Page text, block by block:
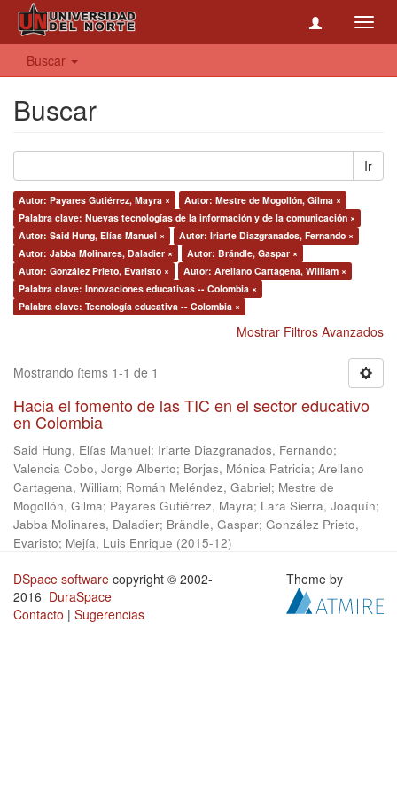
Buscar
Buscar
Ir
Autor: Payares Gutiérrez, Mayra ×
Autor: Mestre de Mogollón, Gilma ×
Palabra clave: Nuevas tecnologías de la información y de la comunicación ×
Autor: Said Hung, Elías Manuel ×
Autor: Iriarte Diazgranados, Fernando ×
Autor: Jabba Molinares, Daladier ×
Autor: Brändle, Gaspar ×
Autor: González Prieto, Evaristo ×
Autor: Arellano Cartagena, William ×
Palabra clave: Innovaciones educativas -- Colombia ×
Palabra clave: Tecnología educativa -- Colombia ×
Mostrar Filtros Avanzados
Mostrando ítems 1-1 de 1
Hacia el fomento de las TIC en el sector educativo
en Colombia
Said Hung, Elías Manuel; Iriarte Diazgranados, Fernando;
Valencia Cobo, Jorge Alberto; Borjas, Mónica Patricia; Arellano
Cartagena, William; Román Meléndez, Gabriel; Mestre de
Mogollón, Gilma; Payares Gutiérrez, Mayra; Lara Sierra, Joaquín;
Jabba Molinares, Daladier; Brändle, Gaspar; González Prieto,
Evaristo; Mejía, Luis Enrique (2015-12)
DSpace software copyright © 2002-
2016 DuraSpace
Contacto | Sugerencias
Theme by